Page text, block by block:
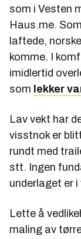
som i Vesten
Haus.me.
laftede,
komme. I
imidlertid
som lekker
Lav vekt har
visstnok er
rundt med
stt. Ingen
underlaget er i
Lette å
maling av